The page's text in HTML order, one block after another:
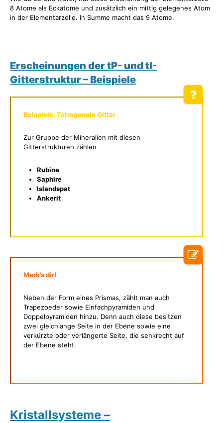
8 Atome als Eckatome und zusätzlich ein mittig gelegenes Atom
in der Elementarzelle. In Summe macht das 9 Atome.
Erscheinungen der tP- und tI-
Gitterstruktur – Beispiele
Beispiele: Tetragonale Gitter
Zur Gruppe der Mineralien mit diesen
Gitterstrukturen zählen
Rubine
Saphire
Islandspat
Ankerit
Merk’s dir!
Neben der Form eines Prismas, zählt man auch
Trapezoeder sowie Einfachpyramiden und
Doppelpyramiden hinzu. Denn auch diese besitzen
zwei gleichlange Seite in der Ebene sowie eine
verkürzte oder verlängerte Seite, die senkrecht auf
der Ebene steht.
Kristallsysteme –